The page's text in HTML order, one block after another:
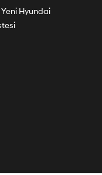
Yeni Hyundai